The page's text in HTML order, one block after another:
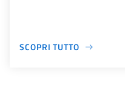
SCOPRI TUTTO